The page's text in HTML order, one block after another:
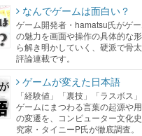
なんでゲームは面白い？
ゲーム開発者・hamatsu氏がゲ
の魅力を画面や操作の具体的な
ら解き明かしていく、硬派で骨
評論連載です。
ゲームが変えた日本語
「経験値」「裏技」「ラスボス
ゲームにまつわる言葉の起源や
の変遷を、コンピューター文化
究家・タイニーP氏が徹底調査。